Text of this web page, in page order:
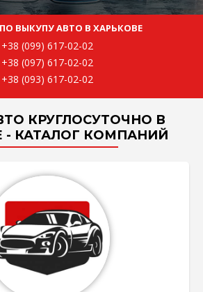
ВЫКУПУ АВТО В ХАРЬКОВЕ
+38 (099) 617-02-02
+38 (097) 617-02-02
+38 (093) 617-02-02
КРУГЛОСУТОЧНО В
- КАТАЛОГ КОМПАНИЙ